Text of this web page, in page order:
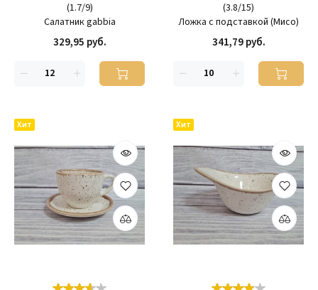
(1.7/9)
Салатник gabbia
329,95 руб.
(3.8/15)
Ложка с подставкой (Мисо)
341,79 руб.
Хит Хит